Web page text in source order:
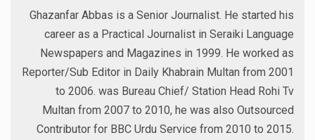
Ghazanfar Abbas is a Senior Journalist. He started his
career as a Practical Journalist in Seraiki Language
Newspapers and Magazines in 1999. He worked as
Reporter/Sub Editor in Daily Khabrain Multan from 2001
to 2006. was Bureau Chief/ Station Head Rohi Tv
Multan from 2007 to 2010, he was also Outsourced
Contributor for BBC Urdu Service from 2010 to 2015.